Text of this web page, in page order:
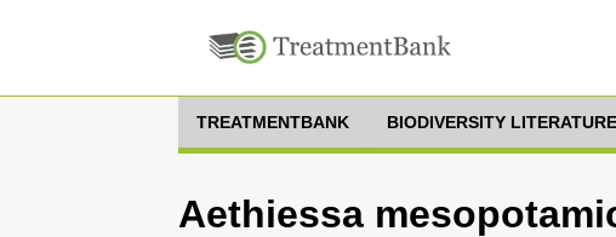
TREATMENTBANK BIODIVERSITY
Aethiessa